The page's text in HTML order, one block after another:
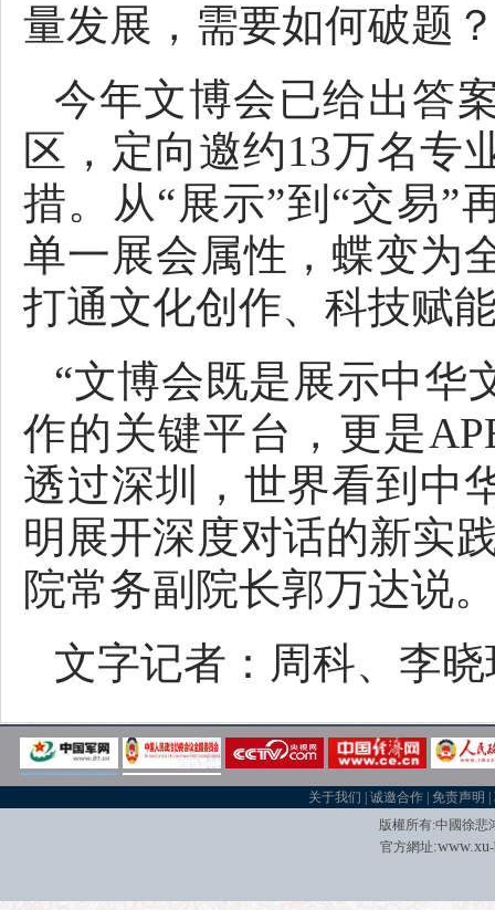
量发展，需要如何破题
今年文博会已给出答
区，定向邀约13万名专
措。从“展示”到“交易”
单一展会属性，蝶变为
打通文化创作、科技赋
“文博会既是展示中华
作的关键平台，更是
透过深圳，世界看到中
明展开深度对话的新实
院常务副院长郭万达说
文字记者：周科、李
关于我们 |诚邀合作 |免责声明 |
版權所有:中國徐悲
官方網址:www.xu